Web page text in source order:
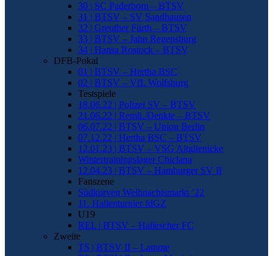
30 | SC Paderborn – BTSV
31 | BTSV – SV Sandhausen
32 | Greuther Fürth – BTSV
33 | BTSV – Jahn Regensburg
34 | Hansa Rostock – BTSV
DFB-Pokal
01 | BTSV – Hertha BSC
02 | BTSV – VfL Wolfsburg
Testspiele
18.06.22 | Polizei SV – BTSV
21.06.22 | Remli./Denkte – BTSV
06.07.22 | BTSV – Union Berlin
07.12.22 | Hertha BSC – BTSV
12.01.23 | BTSV – VSG Altglienicke
Wintertrainingslager Chiclana
12.04.23 | BTSV – Hamburger SV II
Fanszene
Südkurven Weihnachtsmarkt ’22
11. Hallenturnier fdGZ
U19
REL | BTSV – Hallescher FC
Zweite
TS | BTSV II – Lamme